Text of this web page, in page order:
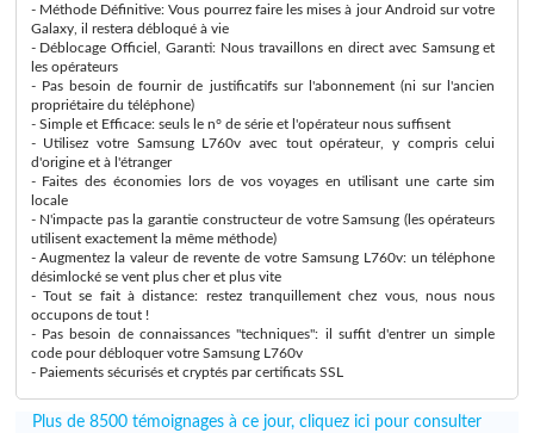
- Méthode Définitive: Vous pourrez faire les mises à jour Android sur votre
Galaxy, il restera débloqué à vie
- Déblocage Officiel, Garanti: Nous travaillons en direct avec Samsung et
les opérateurs
- Pas besoin de fournir de justificatifs sur l'abonnement (ni sur l'ancien
propriétaire du téléphone)
- Simple et Efficace: seuls le n° de série et l'opérateur nous suffisent
- Utilisez votre Samsung L760v avec tout opérateur, y compris celui
d'origine et à l'étranger
- Faites des économies lors de vos voyages en utilisant une carte sim
locale
- N'impacte pas la garantie constructeur de votre Samsung (les opérateurs
utilisent exactement la même méthode)
- Augmentez la valeur de revente de votre Samsung L760v: un téléphone
désimlocké se vent plus cher et plus vite
- Tout se fait à distance: restez tranquillement chez vous, nous nous
occupons de tout !
- Pas besoin de connaissances "techniques": il suffit d'entrer un simple
code pour débloquer votre Samsung L760v
- Paiements sécurisés et cryptés par certificats SSL
Plus de 8500 témoignages à ce jour, cliquez ici pour consulter